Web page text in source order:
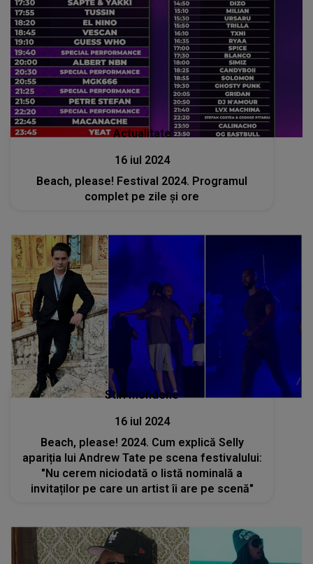
Actualitate
16 iul 2024
Beach, please! Festival 2024. Programul
complet pe zile și ore
Stiri mondene
16 iul 2024
Beach, please! 2024. Cum explică Selly
apariția lui Andrew Tate pe scena festivalului:
"Nu cerem niciodată o listă nominală a
invitaților pe care un artist îi are pe scenă"